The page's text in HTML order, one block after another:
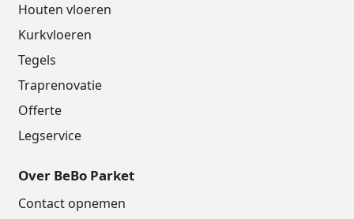
Houten vloeren
Kurkvloeren
Tegels
Traprenovatie
Offerte
Legservice
Over BeBo Parket
Contact opnemen